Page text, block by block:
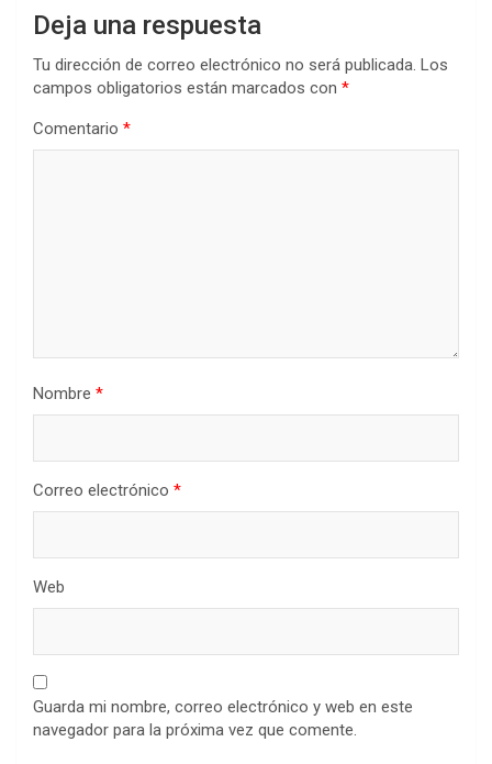
Deja una respuesta
Tu dirección de correo electrónico no será publicada. Los
campos obligatorios están marcados con *
Comentario *
Nombre *
Correo electrónico *
Web
Guarda mi nombre, correo electrónico y web en este
navegador para la próxima vez que comente.